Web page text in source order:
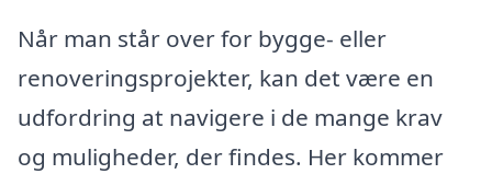
Når man står over for bygge- eller
renoveringsprojekter, kan det være en
udfordring at navigere i de mange krav
og muligheder, der findes. Her kommer